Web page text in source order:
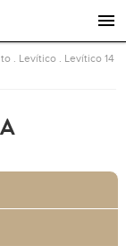
Levítico
Levítico 14